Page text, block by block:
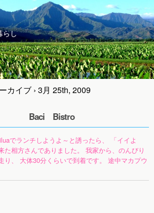
らし
カイブ › 3月 25th, 2009
ん Baci Bistro
でランチしようよ～と誘ったら、 「イイよ
た相方さんでありました。 我家から、のんびり
り、 大体30分くらいで到着です。 途中マカプウ